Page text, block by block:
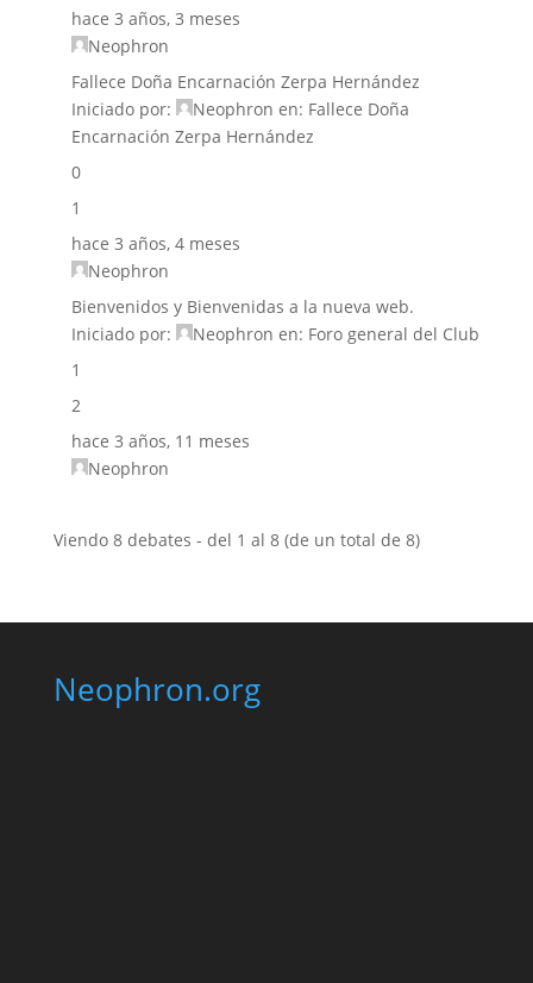
hace 3 años, 3 meses
Neophron
Fallece Doña Encarnación Zerpa Hernández
Iniciado por:
Neophron en: Fallece Doña
Encarnación Zerpa Hernández
0
1
hace 3 años, 4 meses
Neophron
Bienvenidos y Bienvenidas a la nueva web.
Iniciado por:
Neophron en: Foro general del Club
1
2
hace 3 años, 11 meses
Neophron
Viendo 8 debates - del 1 al 8 (de un total de 8)
Neophron.org